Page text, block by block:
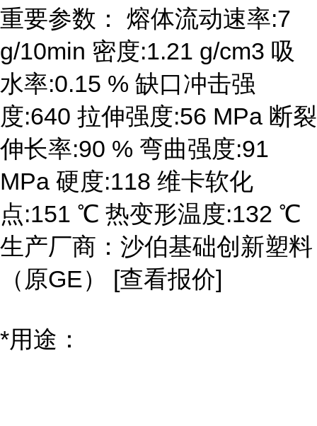
重要参数： 熔体流动速率:7
g/10min 密度:1.21 g/cm3 吸
水率:0.15 % 缺口冲击强
度:640 拉伸强度:56 MPa 断裂
伸长率:90 % 弯曲强度:91
MPa 硬度:118 维卡软化
点:151 ℃ 热变形温度:132 ℃
生产厂商：沙伯基础创新塑料
（原GE） [查看报价]
*用途：